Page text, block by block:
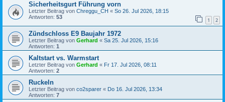
Sicherheitsgurt Führung vorn
Letzter Beitrag von Chreggu_CH « So 26. Jul 2026, 18:15
Antworten: 53 1 2
Zündschloss E9 Baujahr 1972
Letzter Beitrag von Gerhard « Sa 25. Jul 2026, 15:16
Antworten: 1
Kaltstart vs. Warmstart
Letzter Beitrag von Gerhard « Fr 17. Jul 2026, 08:11
Antworten: 2
Ruckeln
Letzter Beitrag von co2sparer « Do 16. Jul 2026, 13:34
Antworten: 7